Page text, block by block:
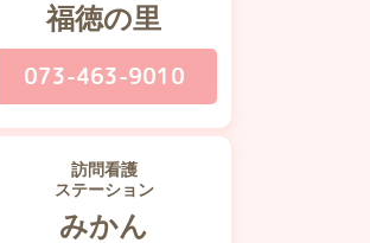
福徳の里
073-463-9010
訪問看護
ステーション
みかん